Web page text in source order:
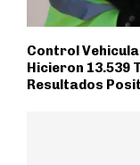
Control
Hicieron 13.539
Resultados